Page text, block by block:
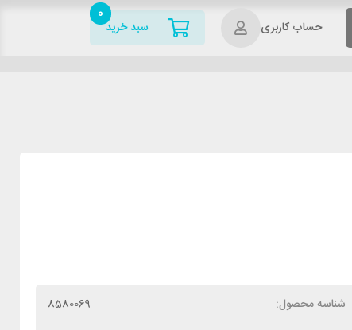
حساب کاربری سبد خرید
0
شناسه محصول: 8580069